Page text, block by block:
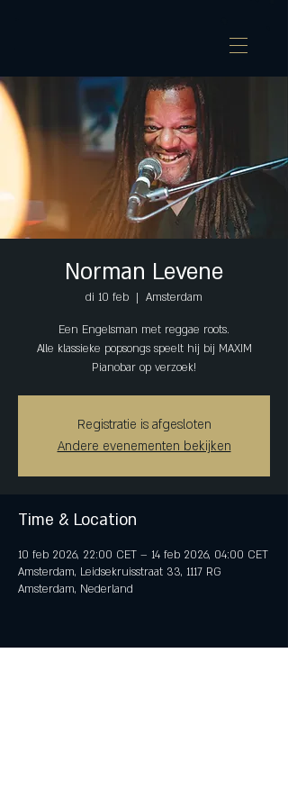
Norman Levene
di 10 feb
  |
Amsterdam
Een Engelsman met reggae roots.
Alle klassieke popsongs speelt hij bij MAXIM
Pianobar op verzoek!
Registratie is afgesloten
Andere evenementen bekijken
Time & Location
10 feb 2026, 22:00 CET – 14 feb 2026, 04:00 CET
Amsterdam, Leidsekruisstraat 33, 1117 RG
Amsterdam, Nederland